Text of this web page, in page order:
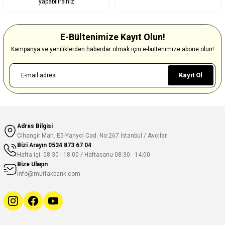
yapabilirsiniz
E-Bültenimize Kayıt Olun!
Kampanya ve yeniliklerden haberdar olmak için e-bültenimize abone olun!
Kayıt Ol
Adres Bilgisi
Cihangir Mah. E5-Yanyol Cad. No:267 İstanbul / Avcılar
Bizi Arayın 0534 873 67 04
Hafta içi: 08.30 - 18.00 / Haftasonu 08:30 - 14:00
Bize Ulaşın
info@mutfakbank.com